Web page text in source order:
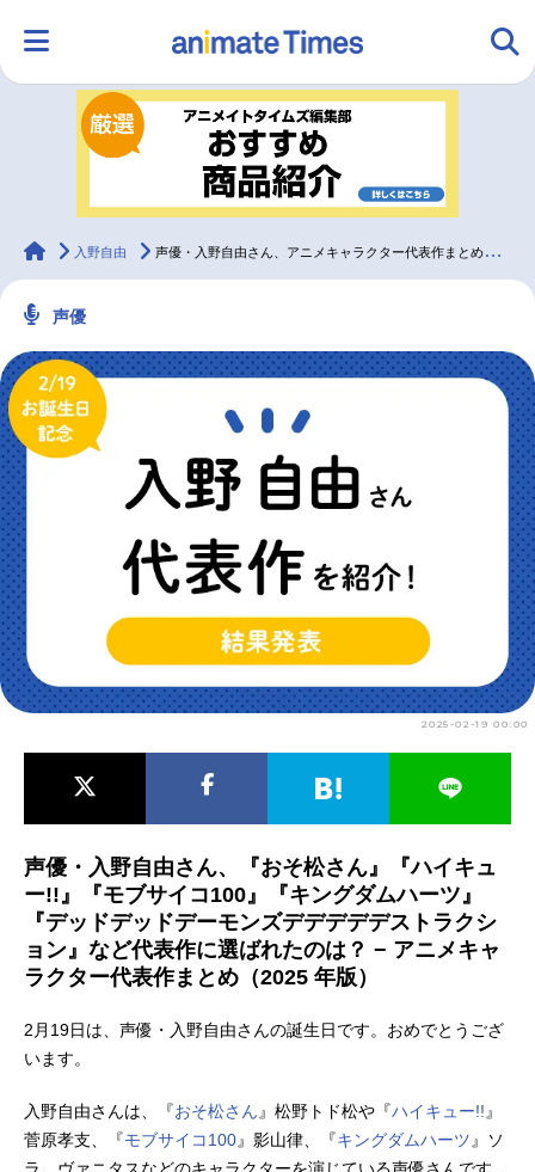
ランキング アニメ
ラジオ
2.5次元 配信・Vtuber
アニメ映画一覧 実写化映画一覧
今期アニメ曜日別一覧
春アニメ
男性声優/女性声優一覧
animateTimes
入野自由 声優・入野自由さん、アニメキャラクター代表作まとめ（2025年版）
声優
2025-02-19 00:00
声優・入野自由さん、『おそ松さん』『ハイキュ
ー!!』『モブサイコ100』『キングダムハーツ』
『デッドデッドデーモンズデデデデデストラクシ
ョン』など代表作に選ばれたのは？ − アニメキャ
ラクター代表作まとめ（2025 年版）
2月19日は、声優・入野自由さんの誕生日です。おめでとうござ
います。
入野自由さんは、『おそ松さん 』松野トド松や『ハイキュー!! 』
菅原孝支、『モブサイコ100』影山律、『キングダムハーツ 』ソ
ラ、ヴァニタスなどのキャラクターを演じている声優さんです。